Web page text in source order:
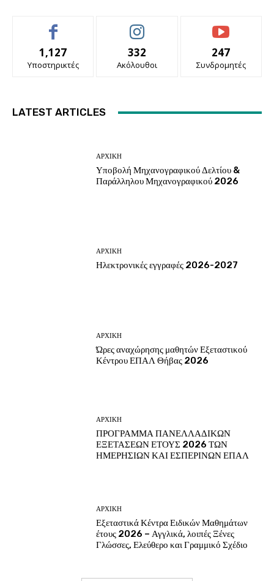
1,127
Υποστηρικτές
332
Ακόλουθοι
247
Συνδρομητές
LATEST ARTICLES
ΑΡΧΙΚΗ
Υποβολή Μηχανογραφικού Δελτίου &
Παράλληλου Μηχανογραφικού 2026
ΑΡΧΙΚΗ
Ηλεκτρονικές εγγραφές 2026-2027
ΑΡΧΙΚΗ
Ώρες αναχώρησης μαθητών Εξεταστικού
Κέντρου ΕΠΑΛ Θήβας 2026
ΑΡΧΙΚΗ
ΠΡΟΓΡΑΜΜΑ ΠΑΝΕΛΛΑΔΙΚΩΝ
ΕΞΕΤΑΣΕΩΝ ΕΤΟΥΣ 2026 ΤΩΝ
ΗΜΕΡΗΣΙΩΝ ΚΑΙ ΕΣΠΕΡΙΝΩΝ ΕΠΑΛ
ΑΡΧΙΚΗ
Εξεταστικά Κέντρα Ειδικών Μαθημάτων
έτους 2026 – Αγγλικά, λοιπές Ξένες
Γλώσσες, Ελεύθερο και Γραμμικό Σχέδιο